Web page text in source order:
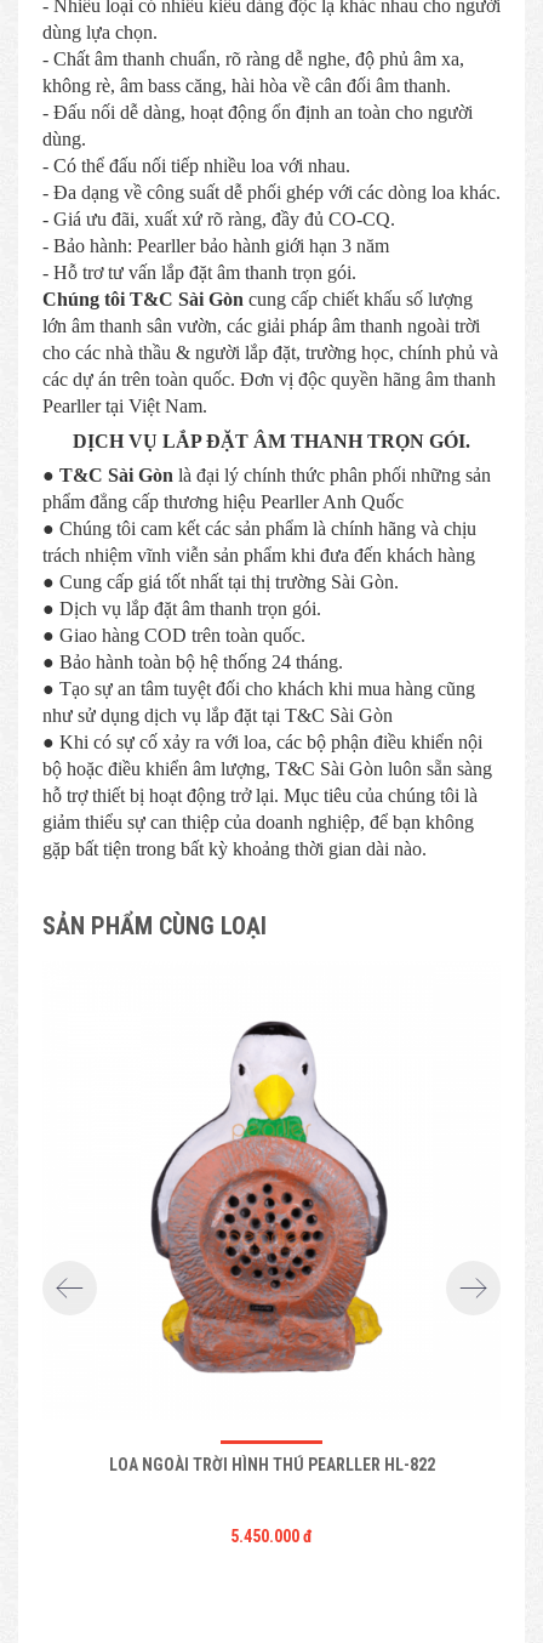
- Nhiều loại có nhiều kiểu dáng độc lạ khác nhau cho người
dùng lựa chọn.
- Chất âm thanh chuẩn, rõ ràng dễ nghe, độ phủ âm xa,
không rè, âm bass căng, hài hòa về cân đối âm thanh.
- Đấu nối dễ dàng, hoạt động ổn định an toàn cho người
dùng.
- Có thể đấu nối tiếp nhiều loa với nhau.
- Đa dạng về công suất dễ phối ghép với các dòng loa khác.
- Giá ưu đãi, xuất xứ rõ ràng, đầy đủ CO-CQ.
- Bảo hành: Pearller bảo hành giới hạn 3 năm
- Hỗ trơ tư vấn lắp đặt âm thanh trọn gói.
Chúng tôi T&C Sài Gòn cung cấp chiết khấu số lượng
lớn âm thanh sân vườn, các giải pháp âm thanh ngoài trời
cho các nhà thầu & người lắp đặt, trường học, chính phủ và
các dự án trên toàn quốc. Đơn vị độc quyền hãng âm thanh
Pearller tại Việt Nam.
DỊCH VỤ LẮP ĐẶT ÂM THANH TRỌN GÓI.
● T&C Sài Gòn là đại lý chính thức phân phối những sản
phẩm đẳng cấp thương hiệu Pearller Anh Quốc
● Chúng tôi cam kết các sản phẩm là chính hãng và chịu
trách nhiệm vĩnh viễn sản phẩm khi đưa đến khách hàng
● Cung cấp giá tốt nhất tại thị trường Sài Gòn.
● Dịch vụ lắp đặt âm thanh trọn gói.
● Giao hàng COD trên toàn quốc.
● Bảo hành toàn bộ hệ thống 24 tháng.
● Tạo sự an tâm tuyệt đối cho khách khi mua hàng cũng
như sử dụng dịch vụ lắp đặt tại T&C Sài Gòn
● Khi có sự cố xảy ra với loa, các bộ phận điều khiển nội
bộ hoặc điều khiển âm lượng, T&C Sài Gòn luôn sẵn sàng
hỗ trợ thiết bị hoạt động trở lại. Mục tiêu của chúng tôi là
giảm thiểu sự can thiệp của doanh nghiệp, để bạn không
gặp bất tiện trong bất kỳ khoảng thời gian dài nào.
SẢN PHẨM CÙNG LOẠI
LOA NGOÀI TRỜI HÌNH THÚ PEARLLER HL-822
5.450.000 đ